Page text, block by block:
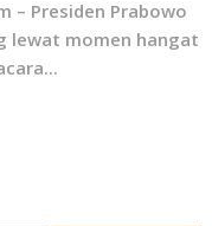
– Presiden Prabowo
lewat momen hangat